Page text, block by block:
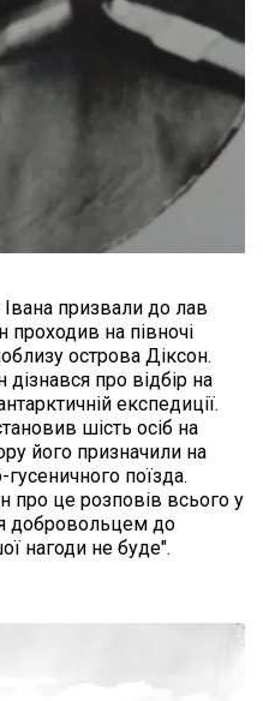
призвали до лав
проходив на півночі
острова Діксон.
про відбір на
експедиції.
шість осіб на
його призначили на
поїзда.
про це розповів всього у
добровольцем до
нагоди не буде".